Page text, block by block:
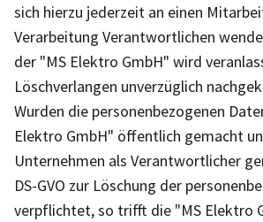
sich hierzu jederzeit an einen
Verarbeitung Verantwortlichen
der "MS Elektro GmbH" wird
Löschverlangen unverzüglich
Wurden die personenbezogenen
Elektro GmbH" öffentlich gemacht
Unternehmen als Verantwortlicher
DS-GVO zur Löschung der
verpflichtet, so trifft die "MS Elektro